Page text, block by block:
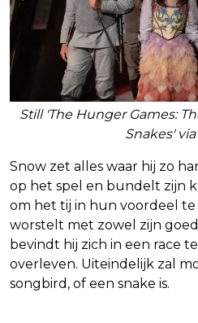
Still 'The Hunger Games:
Snakes'
Snow zet alles waar hij zo
op het spel en bundelt zijn
om het tij in hun voordeel te
worstelt met zowel zijn
bevindt hij zich in een race
overleven. Uiteindelijk zal
songbird, of een snake is.